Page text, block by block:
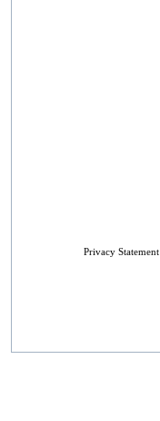
Privacy Statement